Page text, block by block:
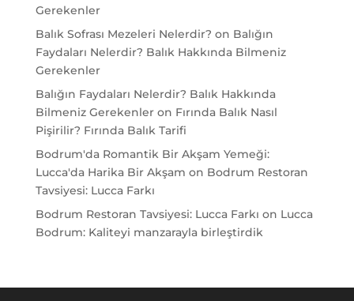
Gerekenler
Balık Sofrası Mezeleri Nelerdir? on Balığın
Faydaları Nelerdir? Balık Hakkında Bilmeniz
Gerekenler
Balığın Faydaları Nelerdir? Balık Hakkında
Bilmeniz Gerekenleron Fırında Balık Nasıl
Pişirilir? Fırında Balık Tarifi
Bodrum'da Romantik Bir Akşam Yemeği:
Lucca'da Harika Bir Akşam on Bodrum Restoran
Tavsiyesi: Lucca Farkı
Bodrum Restoran Tavsiyesi: Lucca Farkı on Lucca
Bodrum: Kaliteyi manzarayla birleştirdik